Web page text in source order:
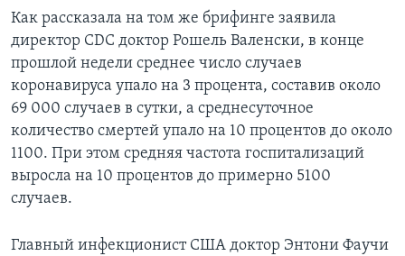
Как рассказала на том же брифинге заявила
директор CDC доктор Рошель Валенски, в конце
прошлой недели среднее число случаев
коронавируса упало на 3 процента, составив около
69 000 случаев в сутки, а среднесуточное
количество смертей упало на 10 процентов до около
1100. При этом средняя частота госпитализаций
выросла на 10 процентов до примерно 5100
случаев.
Главный инфекционист США доктор Энтони Фаучи